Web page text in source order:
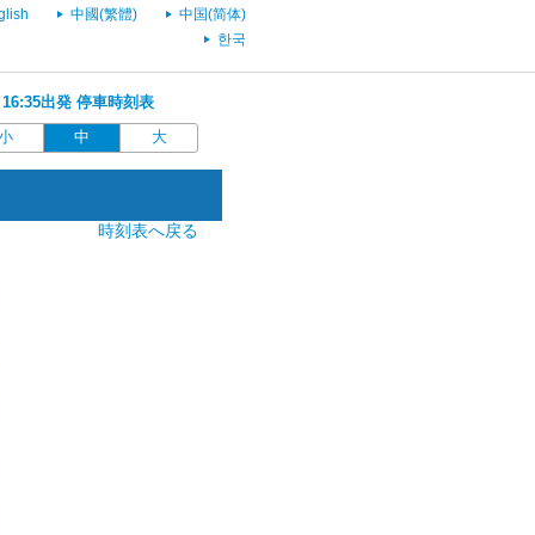
中國(繁體)
中国(简体)
한국
出発 停車時刻表
中 大
時刻表へ戻る